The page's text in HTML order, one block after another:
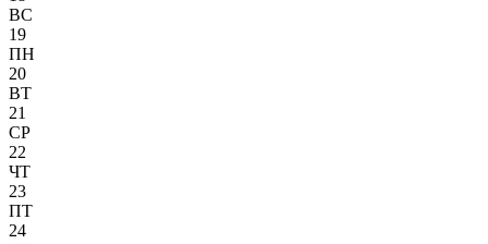
ВС
19
ПН
20
ВТ
21
СР
22
ЧТ
23
ПТ
24